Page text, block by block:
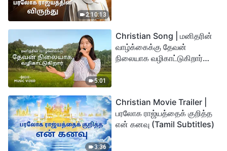
2:10:13
5:01
Christian Song | மனிதரின்
வாழ்க்கைக்கு தேவன்
நிலையாக வழிகாட்டுகிறார்
3:36
Christian Movie Trailer |
பரலோக ராஜ்யத்தைக் குறித்த
என் கனவு (Tamil Subtitles)